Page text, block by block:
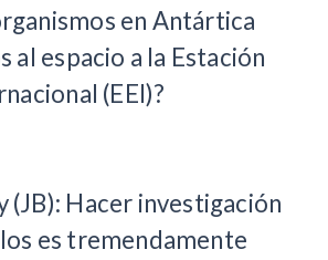
en Antártica
al espacio a la Estación
(EEI)?
(JB): Hacer investigación
es tremendamente